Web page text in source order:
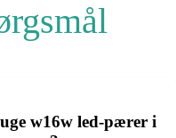
w16w led-pærer i